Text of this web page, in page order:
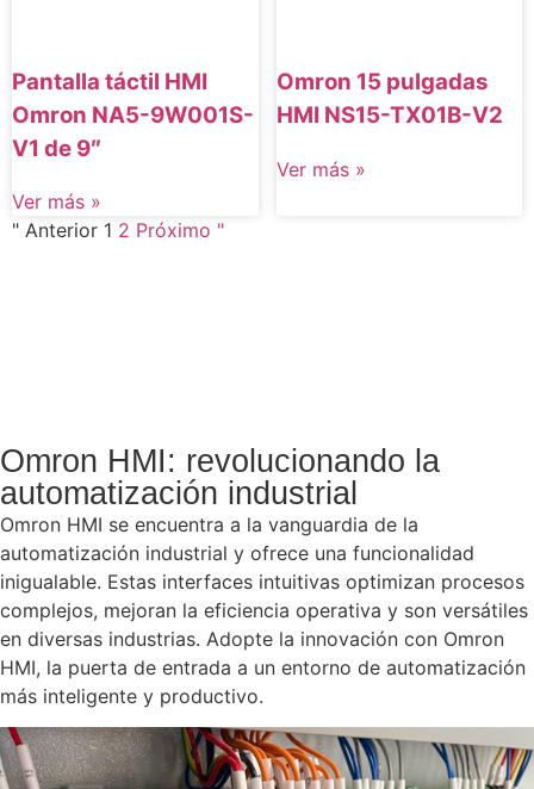
Pantalla táctil HMI
Omron NA5-9W001S-
V1 de 9″
Ver más »
Omron 15 pulgadas
HMI NS15-TX01B-V2
Ver más »
" Anterior 1 2 Próximo "
Omron HMI: revolucionando la
automatización industrial
Omron HMI se encuentra a la vanguardia de la
automatización industrial y ofrece una funcionalidad
inigualable. Estas interfaces intuitivas optimizan procesos
complejos, mejoran la eficiencia operativa y son versátiles
en diversas industrias. Adopte la innovación con Omron
HMI, la puerta de entrada a un entorno de automatización
más inteligente y productivo.